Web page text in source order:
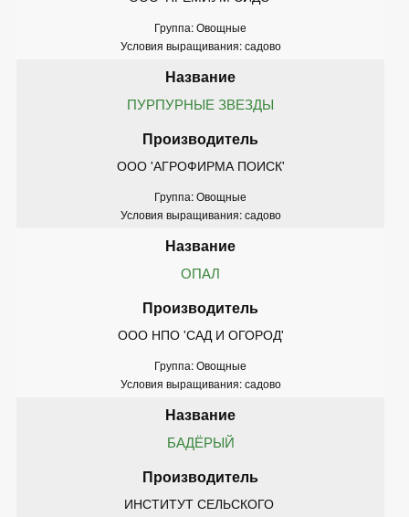
Группа: Овощные
Условия выращивания: садово
ПУРПУРНЫЕ ЗВЕЗДЫ
ООО 'АГРОФИРМА ПОИСК'
Группа: Овощные
Условия выращивания: садово
ОПАЛ
ООО НПО 'САД И ОГОРОД'
Группа: Овощные
Условия выращивания: садово
БАДЁРЫЙ
ИНСТИТУТ СЕЛЬСКОГО